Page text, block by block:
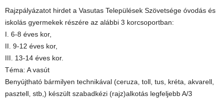
Rajzpályázatot hirdet a Vasutas Települések Szövetsége óvodás és
iskolás gyermekek részére az alábbi 3 korcsoportban:
I. 6-8 éves kor,
II. 9-12 éves kor,
III. 13-14 éves kor.
Téma: A vasút
Benyújtható bármilyen technikával (ceruza, toll, tus, kréta, akvarell,
pasztell, stb,) készült szabadkézi (rajz)alkotás legfeljebb A/3